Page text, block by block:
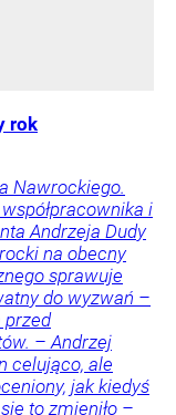
rok
Nawrockiego.
i
Andrzeja Dudy
na obecny
sprawuje
do wyzwań –
przed
– Andrzej
celująco, ale
jak kiedyś
to zmieniło –